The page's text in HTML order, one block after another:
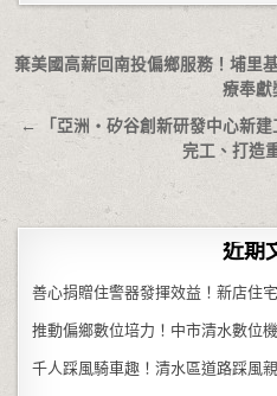
文章導覽
棄美國高薪回南投偏鄉服務！埔里
療奉
← 「亞洲‧矽谷創新研發中心新建
完工、打造
近期
善心捐贈住警器發揮效益！新店住
推動偏鄉數位培力！中市清水數位
千人踩風騎車趣！清水區道路踩風